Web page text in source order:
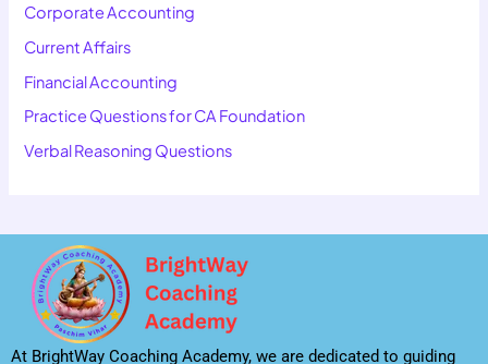
Corporate Accounting
Current Affairs
Financial Accounting
Practice Questions for CA Foundation
Verbal Reasoning Questions
At BrightWay Coaching Academy, we are dedicated to guiding